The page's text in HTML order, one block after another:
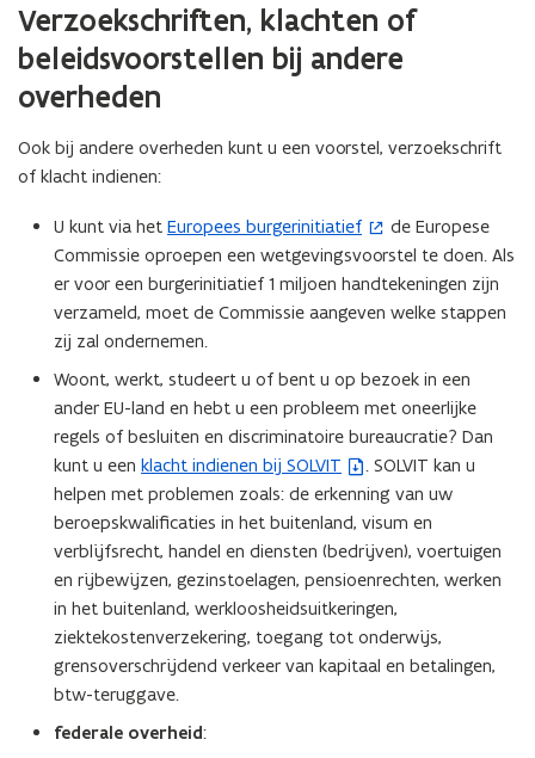
r
)
e
n
e
i
n
n
e
u
v
e
n
s
t
e
r
)
p
e
n
t
n
n
i
e
n
s
t
e
r
)
Verzoekschriften, klachten of
beleidsvoorstellen bij andere
overheden
Ook bij andere overheden kunt u een voorstel, verzoekschrift
of klacht indienen:
U kunt via het Europees burgerinitiatief
(
o
p
e
n
t
n
n
i
e
u
w
v
e
n
s
e
de Europese
Commissie oproepen een wetgevingsvoorstel te doen. Als
er voor een burgerinitiatief 1 miljoen handtekeningen zijn
verzameld, moet de Commissie aangeven welke stappen
zij zal ondernemen.
Woont, werkt, studeert u of bent u op bezoek in een
ander EU-land en hebt u een probleem met oneerlijke
regels of besluiten en discriminatoire bureaucratie? Dan
kunt u een klacht indienen bij SOLVIT
(
b
e
s
t
a
n
d
o
p
. SOLVIT kan u
helpen met problemen zoals: de erkenning van uw
beroepskwalificaties in het buitenland, visum en
verblĳfsrecht, handel en diensten (bedrĳven), voertuigen
en rĳbewĳzen, gezinstoelagen, pensioenrechten, werken
in het buitenland, werkloosheidsuitkeringen,
ziektekostenverzekering, toegang tot onderwĳs,
grensoverschrĳdend verkeer van kapitaal en betalingen,
btw-teruggave.
federale overheid: